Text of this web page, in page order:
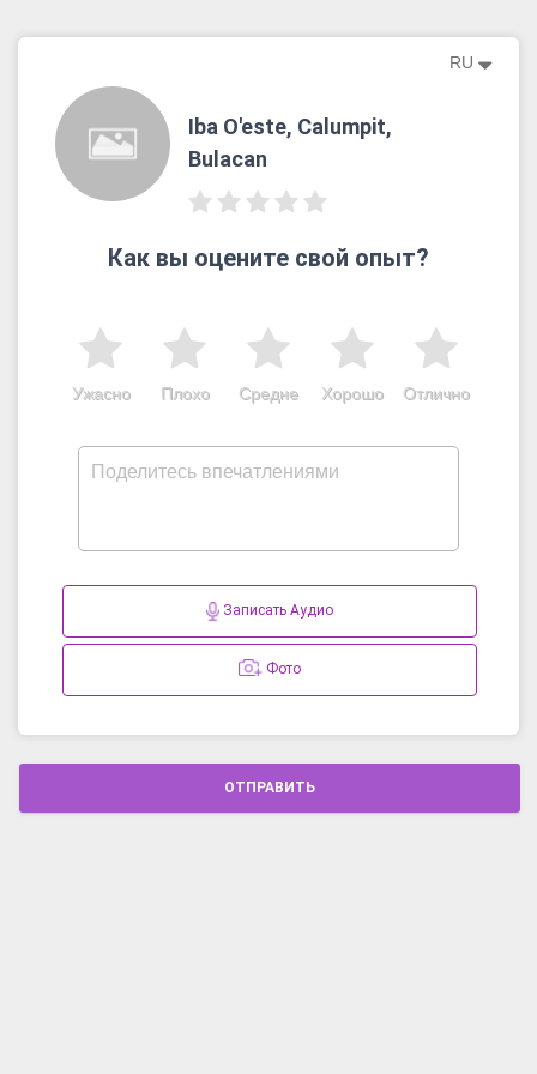
RU
Iba O'este, Calumpit,
Bulacan
Как вы оцените свой опыт?
Отлично
Хорошо
Средне
Плохо
Ужасно
Записать Аудио
Фото
ОТПРАВИТЬ